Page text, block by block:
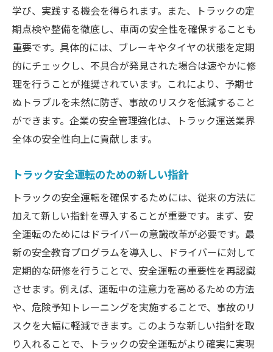
学び、実践する機会を得られます。また、トラックの定
期点検や整備を徹底し、車両の安全性を確保することも
重要です。具体的には、ブレーキやタイヤの状態を定期
的にチェックし、不具合が発見された場合は速やかに修
理を行うことが推奨されています。これにより、予期せ
ぬトラブルを未然に防ぎ、事故のリスクを低減すること
ができます。企業の安全管理強化は、トラック運送業界
全体の安全性向上に貢献します。
トラック安全運転のための新しい指針
トラックの安全運転を確保するためには、従来の方法に
加えて新しい指針を導入することが重要です。まず、安
全運転のためにはドライバーの意識改革が必要です。最
新の安全教育プログラムを導入し、ドライバーに対して
定期的な研修を行うことで、安全運転の重要性を再認識
させます。例えば、運転中の注意力を高めるための方法
や、危険予知トレーニングを実施することで、事故のリ
スクを大幅に軽減できます。このような新しい指針を取
り入れることで、トラックの安全運転がより確実に実現